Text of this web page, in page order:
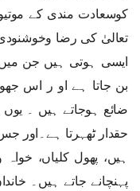
کوسعادت مندی کے
تعالیٰ کی رضا
ایسی ہوتی ہیں جن
بن جاتا ہے او ر اس
ضائع ہوجاتے ہیں ۔ یوں
حقدار ٹھہرتا ہے۔اور
ہیں، پھول کلیاں،
پہنچانے جاتے ہیں۔